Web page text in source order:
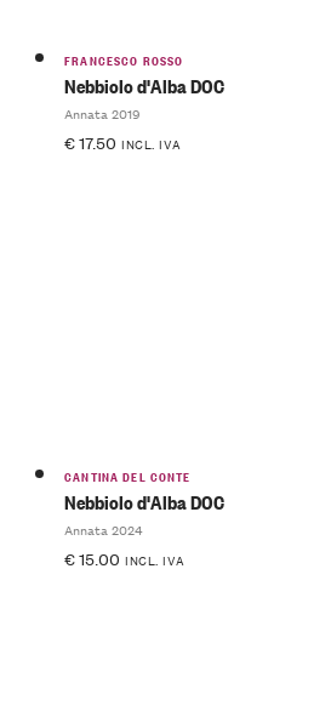
FRANCESCO ROSSO
Nebbiolo d'Alba DOC
Annata 2019
€17.50 INCL. IVA
CANTINA DEL CONTE
Nebbiolo d'Alba DOC
Annata 2024
€15.00 INCL. IVA